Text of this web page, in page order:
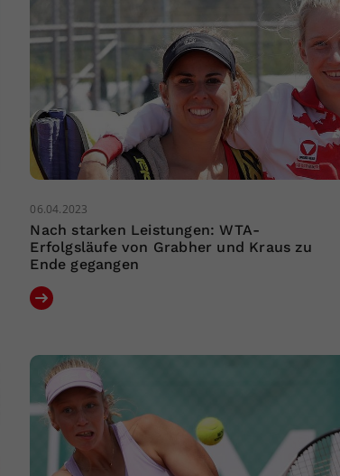
06.04.2023
Nach starken Leistungen: WTA-
Erfolgsläufe von Grabher und Kraus zu
Ende gegangen